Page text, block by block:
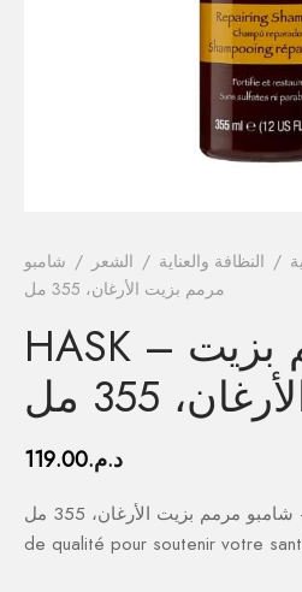
/ النظافة والعناية / الشعر / شامبو
مرمم بزيت الأرغان، 355 مل
HASK – شامبو مرمم بزيت
355 مل
د.م.119.00
شامبو مرمم بزيت الأرغان، 355 مل – complément alimentaire
de qualité pour soutenir votre